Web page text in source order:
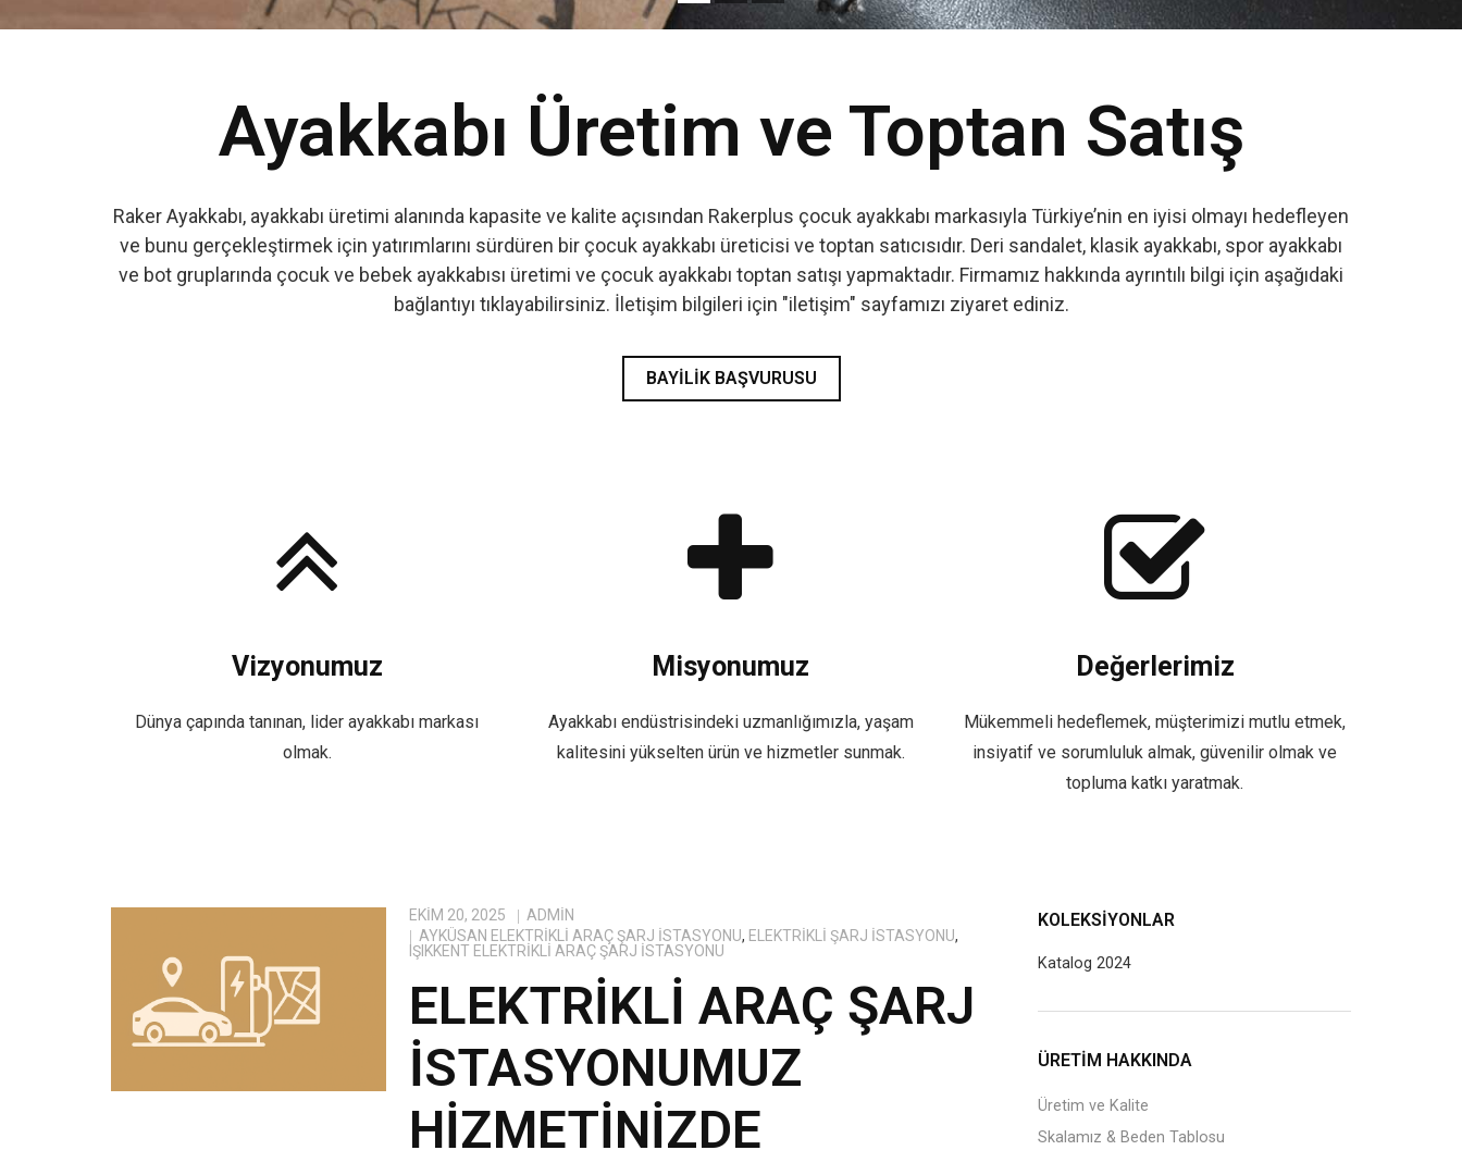
Ayakkabı Üretim ve Toptan Satış
Raker Ayakkabı, ayakkabı üretimi alanında kapasite ve kalite açısından Rakerplus çocuk ayakkabı markasıyla Türkiye’nin en iyisi olmayı hedefleyen
ve bunu gerçekleştirmek için yatırımlarını sürdüren bir çocuk ayakkabı üreticisi ve toptan satıcısıdır. Deri sandalet, klasik ayakkabı, spor ayakkabı
ve bot gruplarında çocuk ve bebek ayakkabısı üretimi ve çocuk ayakkabı toptan satışı yapmaktadır. Firmamız hakkında ayrıntılı bilgi için aşağıdaki
bağlantıyı tıklayabilirsiniz. İletişim bilgileri için "iletişim" sayfamızı ziyaret ediniz.
BAYILIK BAŞVURUSU
Vizyonumuz
Dünya çapında tanınan, lider ayakkabı markası
olmak.
Misyonumuz
Ayakkabı endüstrisindeki uzmanlığımızla, yaşam
kalitesini yükselten ürün ve hizmetler sunmak.
Değerlerimiz
Mükemmeli hedeflemek, müşterimizi mutlu etmek,
insiyatif ve sorumluluk almak, güvenilir olmak ve
topluma katkı yaratmak.
EKIM 20, 2025
ADMIN
AYKÜSAN ELEKTRIKLI ARAÇ ŞARJ İSTASYONU, ELEKTRIKLI ŞARJ İSTASYONU,
IŞIKKENT ELEKTRIKLI ARAÇ ŞARJ İSTASYONU
ELEKTRIKLI ARAÇ ŞARJ
İSTASYONUMUZ
HIZMETINIZDE
KOLEKSIYONLAR
Katalog 2024
ÜRETİM HAKKINDA
Üretim ve Kalite
Skalamız & Beden Tablosu